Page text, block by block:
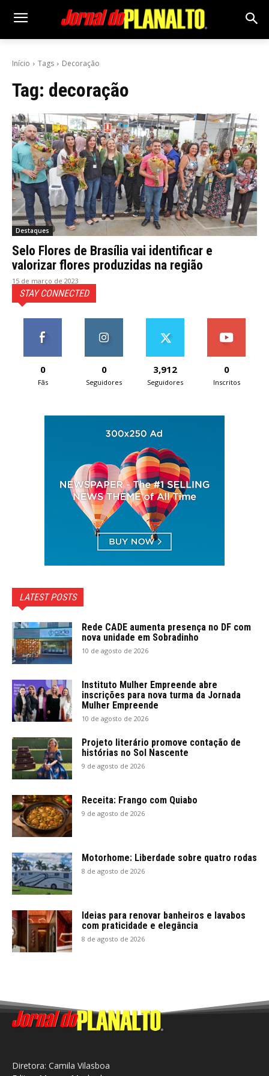
Início Tags Decoração
Tag: decoração
Destaques
Selo Flores de Brasília vai identificar e
valorizar flores produzidas na região
15 de março de 2023
STAY CONNECTED
0
Fãs
0
Seguidores
3,912
Seguidores
0
Inscritos
LATEST POSTS
Rede CADE aumenta presença no DF com
nova unidade em Sobradinho
10 de agosto de 2026
Instituto Mulher Empreende abre
inscrições para nova turma da Jornada
Mulher Empreende
10 de agosto de 2026
Projeto literário promove contação de
histórias no Sol Nascente
9 de agosto de 2026
Receita: Frango com Quiabo
9 de agosto de 2026
Motorhome: Liberdade sobre quatro rodas
8 de agosto de 2026
Ideias para renovar banheiros e lavabos
com praticidade e elegância
8 de agosto de 2026
Diretora: Camila Vilasboa